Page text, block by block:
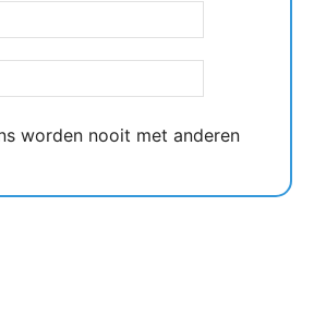
worden nooit met anderen